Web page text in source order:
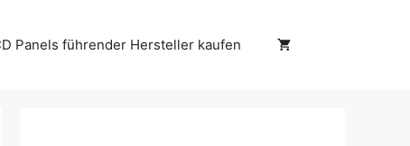
Panels führender Hersteller kaufen